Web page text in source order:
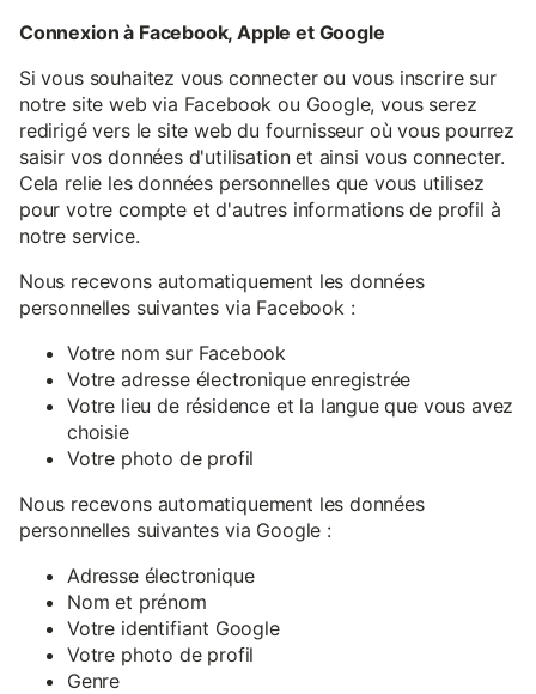
Connexion à Facebook, Apple et Google
Si vous souhaitez vous connecter ou vous inscrire sur
notre site web via Facebook ou Google, vous serez
redirigé vers le site web du fournisseur où vous pourrez
saisir vos données d'utilisation et ainsi vous connecter.
Cela relie les données personnelles que vous utilisez
pour votre compte et d'autres informations de profil à
notre service.
Nous recevons automatiquement les données
personnelles suivantes via Facebook :
Votre nom sur Facebook
Votre adresse électronique enregistrée
Votre lieu de résidence et la langue que vous avez
choisie
Votre photo de profil
Nous recevons automatiquement les données
personnelles suivantes via Google :
Adresse électronique
Nom et prénom
Votre identifiant Google
Votre photo de profil
Genre